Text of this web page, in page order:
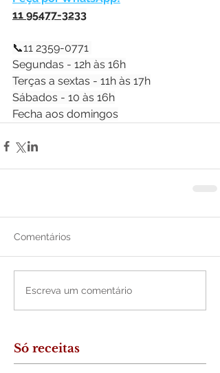
11 95477-3233
📞11 2359-0771
Segundas - 12h às 16h
Terças a sextas - 11h às 17h
Sábados - 10 às 16h
Fecha aos domingos
Comentários
Escreva um comentário
Só receitas